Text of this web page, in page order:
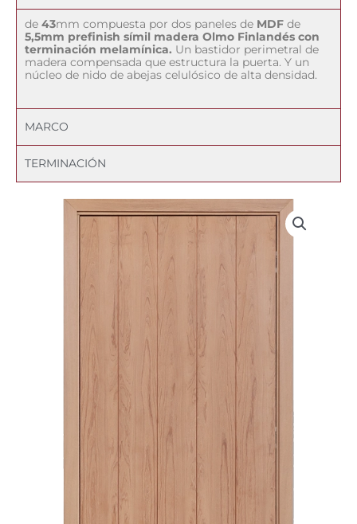
de 43mm compuesta por dos paneles de MDF de
5,5mm prefinish símil madera Olmo Finlandés con
terminación melamínica. Un bastidor perimetral de
madera compensada que estructura la puerta. Y un
núcleo de nido de abejas celulósico de alta densidad.
MARCO
TERMINACIÓN